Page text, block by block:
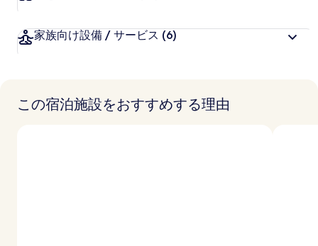
家族向け設備 / サービス (6)
この宿泊施設をおすすめする理由